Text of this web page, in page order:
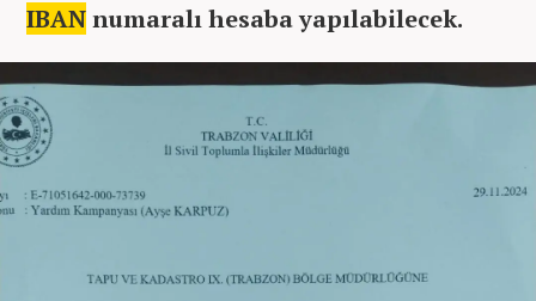
IBANnumaralı hesaba yapılabilecek.